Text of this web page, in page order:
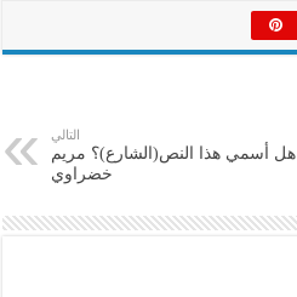
التالي
هل أسمي هذا النص(الشارع)؟ مريم
خضراوي